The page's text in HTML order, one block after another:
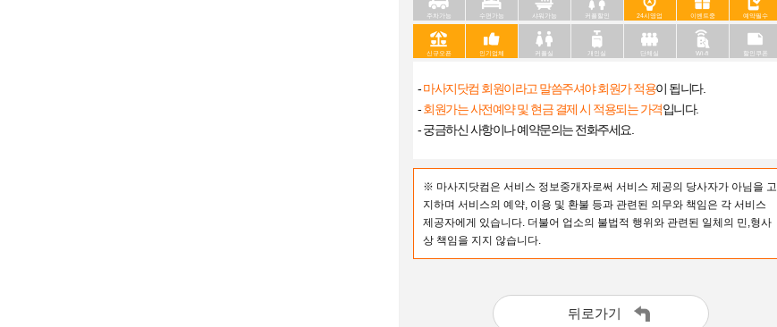
주차가능 수면가능 샤워가능 커플할인 24시영업 이벤트중 예약필수
신규오픈 인기업체 커플실 개인실 단체실 Wi-fi 할인쿠폰
-마사지닷컴 회원이라고 말씀주셔야 회원가 적용이 됩니다.
-회원가는 사전예약 및 현금 결제 시 적용되는 가격입니다.
- 궁금하신 사항이나 예약문의는 전화주세요.
※ 마사지닷컴은 서비스 정보중개자로써 서비스 제공의 당사자가 아님을 고
지하며 서비스의 예약, 이용 및 환불 등과 관련된 의무와 책임은 각 서비스
제공자에게 있습니다. 더불어 업소의 불법적 행위와 관련된 일체의 민,형사
상 책임을 지지 않습니다.
뒤로가기